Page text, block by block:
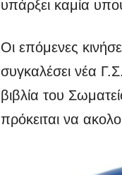
υπάρξει καμία
Οι επόμενες
συγκαλέσει νέα
βιβλία του
πρόκειται να